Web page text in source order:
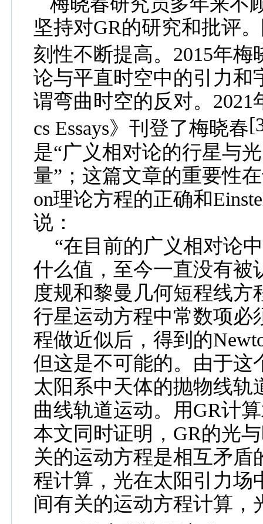
坚持对GR的研究和批评
刻性不断提高。 2015年梅
论与平直时空中的引力和
谓弯曲时空的反对。 2021
cs Essays》刊登了梅晓春
是“广义相对论的行星与
量”；这篇文章的重要性
on理论方程的正确和
说：
“在目前的广义相对论
什么值，至今一直没有被
度规和黎曼几何短程线方
行星运动方程中常数项必
程做近似后，得到的
但这是不可能的。由于这
太阳系中天体的抛物线轨
曲线轨道运动。用GR计
本文同时证明， GR的光
关的运动方程是相互矛盾
程计算，光在太阳引力场
间有关的运动方程计算，